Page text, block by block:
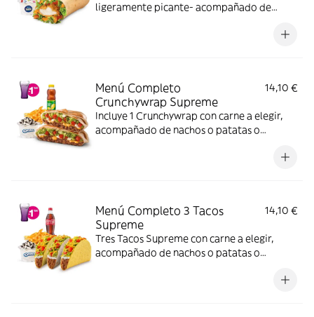
ligeramente picante- acompañado de
Menú Completo
Crunchywrap Supreme
14,10 €
Incluye 1 Crunchywrap con carne a elegir,
acompañado de nachos o patatas o
Menú Completo 3 Tacos
Supreme
14,10 €
Tres Tacos Supreme con carne a elegir,
acompañado de nachos o patatas o